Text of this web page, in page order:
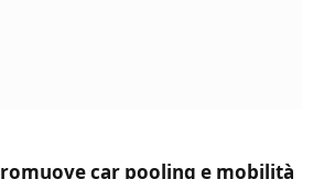
car pooling e mobilità